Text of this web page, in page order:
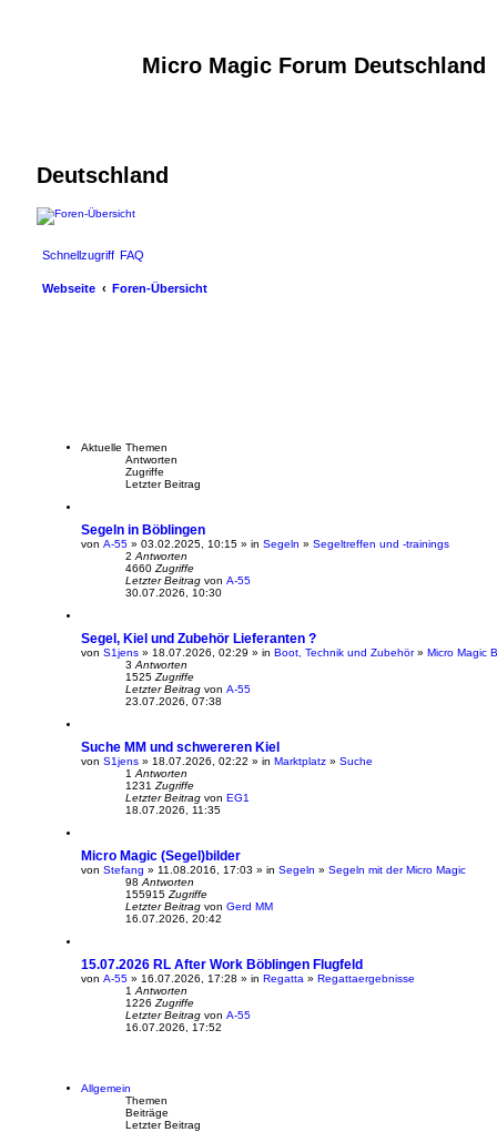
Micro Magic Forum Deutschland
Deutschland
Schnellzugriff FAQ
Webseite Foren-Übersicht
Aktuelle Themen
Antworten
Zugriffe
Letzter Beitrag
Segeln in Böblingen
von A-55 » 03.02.2025, 10:15 » in Segeln » Segeltreffen und -trainings
2 Antworten
4660 Zugriffe
Letzter Beitrag von A-55
30.07.2026, 10:30
Segel, Kiel und Zubehör Lieferanten ?
von S1jens » 18.07.2026, 02:29 » in Boot, Technik und Zubehör» Micro Magic
3 Antworten
1525 Zugriffe
Letzter Beitrag von A-55
23.07.2026, 07:38
Suche MM und schwereren Kiel
von S1jens » 18.07.2026, 02:22 » in Marktplatz » Suche
1 Antworten
1231 Zugriffe
Letzter Beitrag von EG1
18.07.2026, 11:35
Micro Magic (Segel)bilder
von Stefang » 11.08.2016, 17:03 » in Segeln » Segeln mit der Micro Magic
98 Antworten
155915 Zugriffe
Letzter Beitrag von Gerd MM
16.07.2026, 20:42
15.07.2026 RL After Work Böblingen Flugfeld
von A-55 » 16.07.2026, 17:28 » in Regatta » Regattaergebnisse
1 Antworten
1226 Zugriffe
Letzter Beitrag von A-55
16.07.2026, 17:52
Allgemein
Themen
Beiträge
Letzter Beitrag